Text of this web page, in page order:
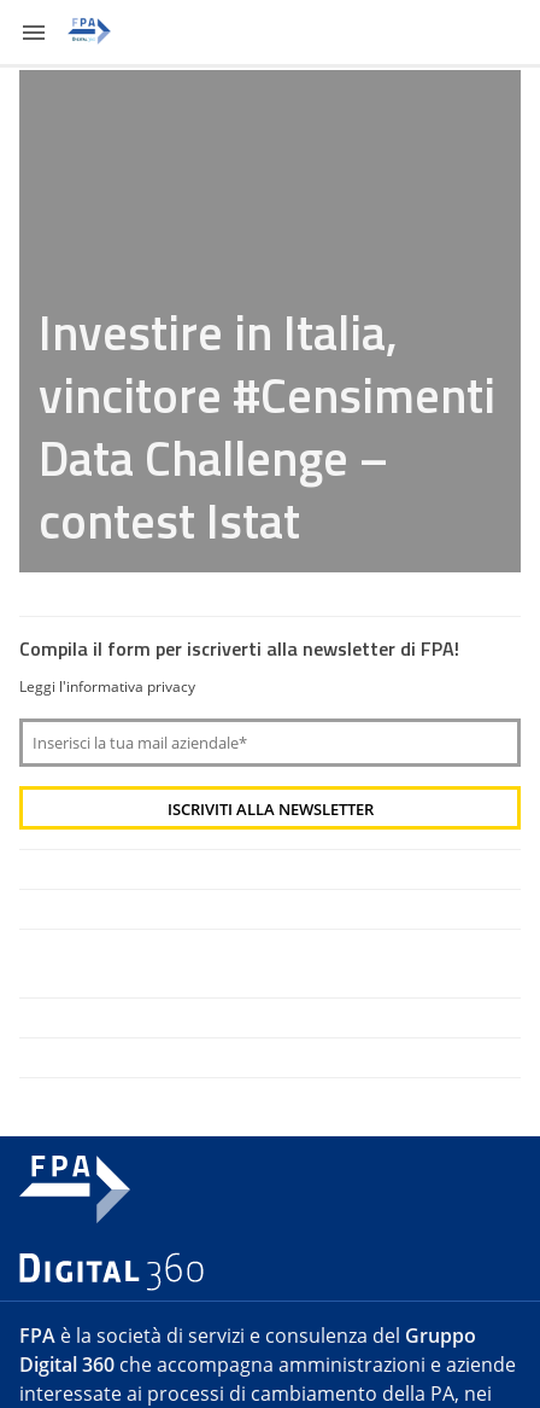
Investire in Italia,
vincitore #Censimenti
Data Challenge –
contest Istat
Compila il form per iscriverti alla newsletter di FPA!
Leggi l'informativa privacy
FPA è la società di servizi e consulenza del Gruppo
Digital 360 che accompagna amministrazioni e aziende
interessate ai processi di cambiamento della PA, nei